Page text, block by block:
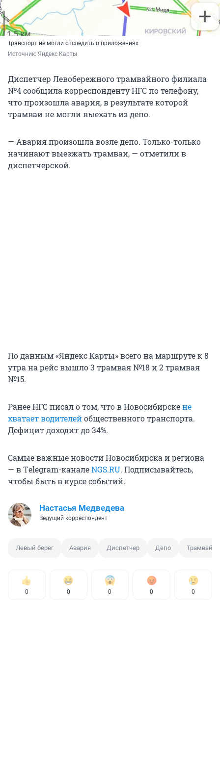
Транспорт не могли отследить в приложениях
Источник: Яндекс Карты
Диспетчер Левобережного трамвайного филиала
№4 сообщила корреспонденту НГС по телефону,
что произошла авария, в результате которой
трамваи не могли выехать из депо.
— Авария произошла возле депо. Только-только
начинают выезжать трамваи, — отметили в
диспетчерской.
По данным «Яндекс Карты» всего на маршруте к 8
утра на рейс вышло 3 трамвая №18 и 2 трамвая
№15.
Ранее НГС писал о том, что в Новосибирскене
хватает водителейобщественного транспорта.
Дефицит доходит до 34%.
Самые важные новости Новосибирска и региона
— в Тelegram-каналеNGS.RU. Подписывайтесь,
чтобы быть в курсе событий.
Настасья Медведева
Ведущий корреспондент
Левый берег Авария Диспетчер Депо Трамвай
0 0 0 0 0